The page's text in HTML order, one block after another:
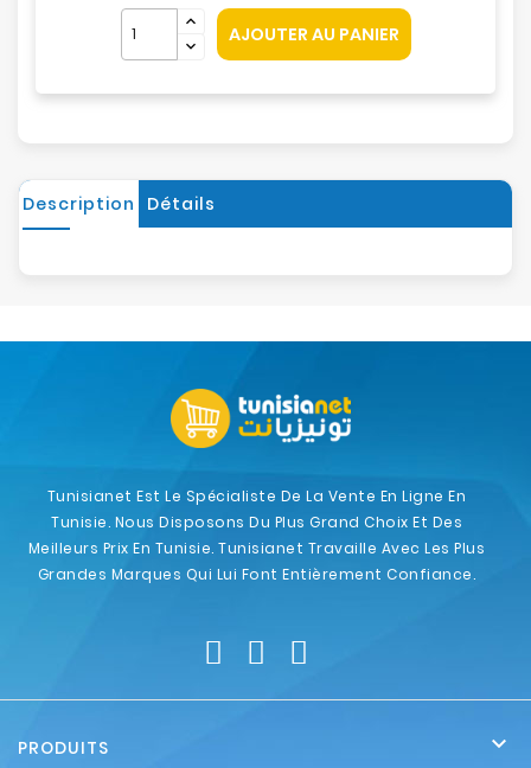
AJOUTER AU PANIER
Description Détails
Tunisianet Est Le Spécialiste De La Vente En Ligne En
Tunisie. Nous Disposons Du Plus Grand Choix Et Des
Meilleurs Prix En Tunisie. Tunisianet Travaille Avec Les Plus
Grandes Marques Qui Lui Font Entièrement Confiance.
PRODUITS 